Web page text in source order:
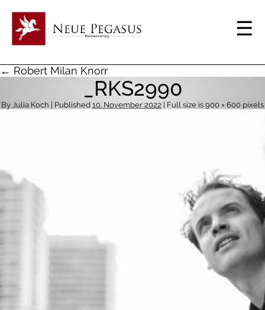
← Robert Milan Knorr
_RKS2990
By Julia Koch | Published 10. November 2022 | Full size is 900 × 600 pixels